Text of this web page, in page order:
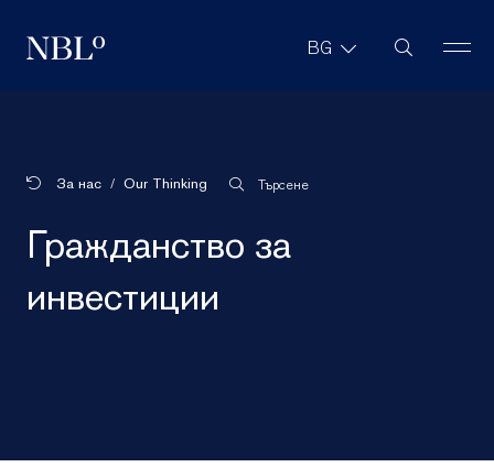
New Balkans Law Office BG Търсене в
За нас Our Thinking Търсене
Гражданство за
инвестиции